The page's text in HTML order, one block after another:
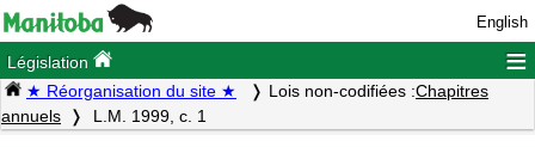
English
Législation ≡
★ Réorganisation du site ★ Lois non-codifiées :Chapitres
annuels
L.M. 1999, c. 1